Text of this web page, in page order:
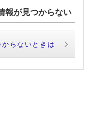
報が見つからない
らないときは